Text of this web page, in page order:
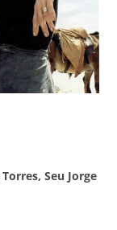
Seu Jorge